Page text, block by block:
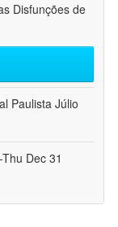
Disfunções de
Paulista Júlio
Dec 31